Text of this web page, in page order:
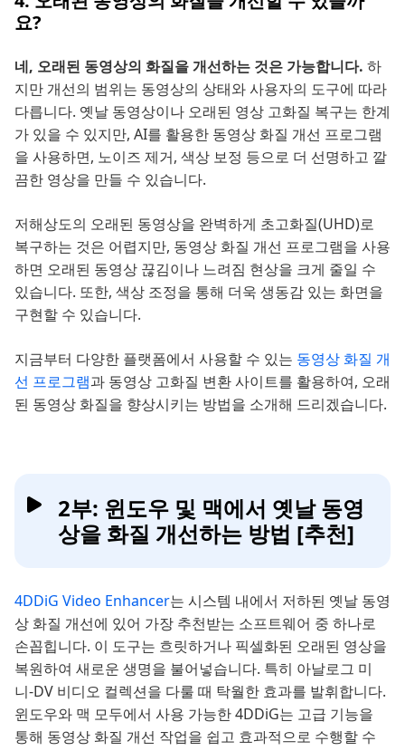
요?
네, 오래된 동영상의 화질을 개선하는 것은 가능합니다. 하
지만 개선의 범위는 동영상의 상태와 사용자의 도구에 따라
다릅니다. 옛날 동영상이나 오래된 영상 고화질 복구는 한계
가 있을 수 있지만, AI를 활용한 동영상 화질 개선 프로그램
을 사용하면, 노이즈 제거, 색상 보정 등으로 더 선명하고 깔
끔한 영상을 만들 수 있습니다.
저해상도의 오래된 동영상을 완벽하게 초고화질(UHD)로
복구하는 것은 어렵지만, 동영상 화질 개선 프로그램을 사용
하면 오래된 동영상 끊김이나 느려짐 현상을 크게 줄일 수
있습니다. 또한, 색상 조정을 통해 더욱 생동감 있는 화면을
구현할 수 있습니다.
지금부터 다양한 플랫폼에서 사용할 수 있는 동영상 화질 개
선 프로그램과 동영상 고화질 변환 사이트를 활용하여, 오래
된 동영상 화질을 향상시키는 방법을 소개해 드리겠습니다.
2부: 윈도우 및 맥에서 옛날 동영
상을 화질 개선하는 방법 [추천]
4DDiG Video Enhancer는 시스템 내에서 저하된 옛날 동영
상 화질 개선에 있어 가장 추천받는 소프트웨어 중 하나로
손꼽힙니다. 이 도구는 흐릿하거나 픽셀화된 오래된 영상을
복원하여 새로운 생명을 불어넣습니다. 특히 아날로그 미
니-DV 비디오 컬렉션을 다룰 때 탁월한 효과를 발휘합니다.
윈도우와 맥 모두에서 사용 가능한 4DDiG는 고급 기능을
통해 동영상 화질 개선 작업을 쉽고 효과적으로 수행할 수